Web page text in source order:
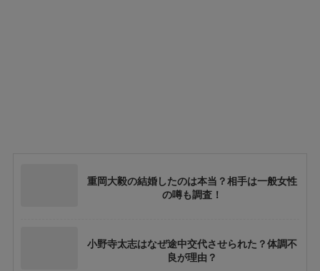
重岡大毅の結婚したのは本当？相手は一般女性
の噂も調査！
小野寺太志はなぜ途中交代させられた？体調不
良が理由？